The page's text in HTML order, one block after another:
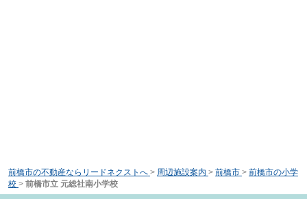
前橋市の不動産ならリードネクストへ > 周辺施設案内 > 前橋市 > 前橋市の小学
校 > 前橋市立 元総社南小学校